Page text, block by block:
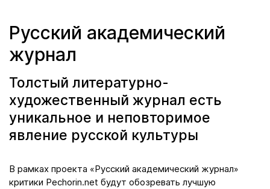
Русский академический
журнал
Толстый литературно-
художественный журнал есть
уникальное и неповторимое
явление русской культуры
В рамках проекта «Русский академический журнал»
критики Pechorin.net будут обозревать лучшую